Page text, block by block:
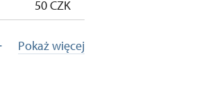
50 CZK
Pokaż więcej